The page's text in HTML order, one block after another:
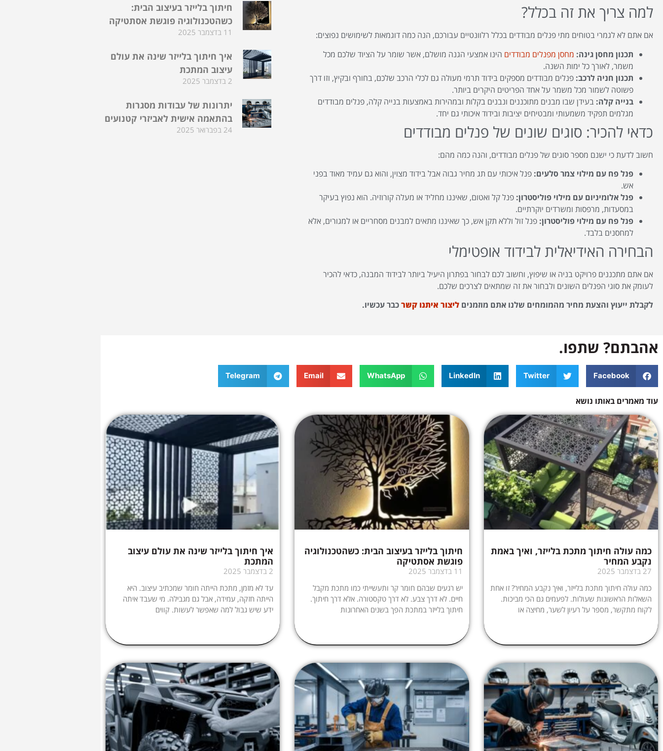
למה צריך את זה בכלל?
אם אתם לא לגמרי בטוחים מתי פנלים מבודדים בכלל רלוונטיים עבורכם, הנה כמה דוגמאות לשימושים נפוצים:
תכנון מחסן גינה: מחסן מפנלים מבודדים הינו אמצעי הגנה מושלם, אשר שומר על הציוד שלכם מכל
משמר, לאורך כל ימות השנה.
תכנון חניה לרכב: פנלים מבודדים מספקים בידוד תרמי מעולה גם לכלי הרכב שלכם, בחורף ובקיץ, וזו דרך
פשוטה לשמור מכל משמר על אחד הפריטים היקרים ביותר.
בנייה קלה: בעידן שבו מבנים מתוכננים ונבנים בקלות ובמהירות באמצעות בנייה קלה, פנלים מבודדים
מגלמים תפקיד משמעותי ומבטיחים יציבות ובידוד איכותי גם יחד.
כדאי להכיר: סוגים שונים של פנלים מבודדים
חשוב לדעת כי ישנם מספר סוגים של פנלים מבודדים, והנה כמה מהם:
פנל פח עם מילוי צמר סלעים: פנל איכותי עם תג מחיר גבוה אבל בידוד מצוין, והוא גם עמיד מאוד בפני
אש.
פנל אלומיניום עם מילוי פוליסטרון: פנל קל ואטום, שאיננו מחליד או מעלה קורוזיה. הוא נפוץ בעיקר
במסעדות, מרפסות ומשרדים יוקרתיים.
פנל פח עם מילוי פוליסטרון: פנל זול וללא תקן אש, כך שאיננו מתאים למבנים מסחריים או למגורים, אלא
למחסנים בלבד.
הבחירה האידיאלית לבידוד אופטימלי
אם אתם מתכננים פרויקט בניה או שיפוץ, וחשוב לכם לבחור בפתרון היעיל ביותר לבידוד המבנה, כדאי להכיר
לעומק את סוגי הפנלים השונים ולבחור את זה שמתאים לצרכים שלכם.
לקבלת ייעוץ והצעת מחיר מהמומחים שלנו אתם מוזמנים ליצור איתנו קשרכבר עכשיו.
חיתוך בלייזר בעיצוב הבית:
כשהטכנולוגיה פוגשת אסתטיקה
11 בדצמבר 2025
איך חיתוך בלייזר שינה את עולם
עיצוב המתכת
2 בדצמבר 2025
יתרונות של עבודות מסגרות
בהתאמה אישית לאביזרי קטנועים
24 בפברואר 2025
אהבתם? שתפו.
Facebook
Twitter
LinkedIn
WhatsApp
Email
Telegram
עוד מאמרים באותו נושא
כמה עולה חיתוך מתכת בלייזר, ואיך באמת
נקבע המחיר
27 בדצמבר 2025
כמה עולה חיתוך מתכת בלייזר, ואיך נקבע המחיר? זו אחת
השאלות הראשונות שעולות. לפעמים גם הכי מביכות.
לקוח מתקשר, מספר על רעיון לשער, מחיצה או
חיתוך בלייזר בעיצוב הבית: כשהטכנולוגיה
פוגשת אסתטיקה
11 בדצמבר 2025
יש רגעים שבהם חומר קר ותעשייתי כמו מתכת מקבל
חיים. לא דרך צבע. לא דרך טקסטורה. אלא דרך חיתוך.
חיתוך בלייזר במתכת הפך בשנים האחרונות
איך חיתוך בלייזר שינה את עולם עיצוב
המתכת
2 בדצמבר 2025
עד לא מזמן, מתכת הייתה חומר שמכתיב עיצוב. היא
הייתה חזקה, עמידה, אבל גם מגבילה. מי שעבד איתה
ידע שיש גבול למה שאפשר לעשות. קווים